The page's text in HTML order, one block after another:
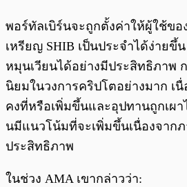
พอร์ทัลเบิร์นจะถูกตั้งค่าให้ผู้ใช้ข
เหรียญ SHIB เป็นประจำได้ง่ายขึ้
หมุนเวียนได้อย่างมีประสิทธิภาพ
นิยมในวงการคริปโตอย่างมาก เ
คงที่หรือเพิ่มขึ้นและอุปทานถูกเผา
นมีแนวโน้มที่จะเพิ่มขึ้นเนื่องจากภ
ประสิทธิภาพ
ในช่วง AMA เขากล่าวว่า: